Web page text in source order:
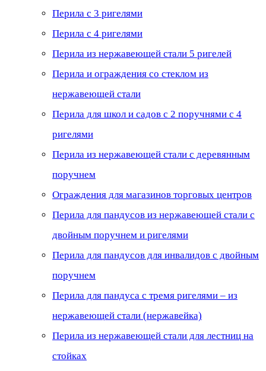
Перила с 3 ригелями
Перила с 4 ригелями
Перила из нержавеющей стали 5 ригелей
Перила и ограждения со стеклом из
нержавеющей стали
Перила для школ и садов с 2 поручнями с 4
ригелями
Перила из нержавеющей стали с деревянным
поручнем
Ограждения для магазинов торговых центров
Перила для пандусов из нержавеющей стали с
двойным поручнем и ригелями
Перила для пандусов для инвалидов с двойным
поручнем
Перила для пандуса с тремя ригелями – из
нержавеющей стали (нержавейка)
Перила из нержавеющей стали для лестниц на
стойках